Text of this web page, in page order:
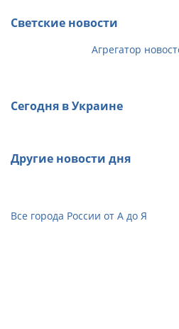
Светские новости
Агрегатор
Сегодня в Украине
Другие новости дня
Все города России от А до Я